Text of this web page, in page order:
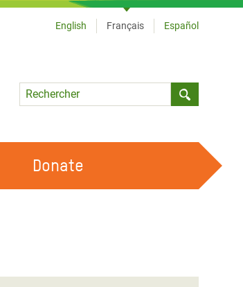
Language
English Français Español
Donate